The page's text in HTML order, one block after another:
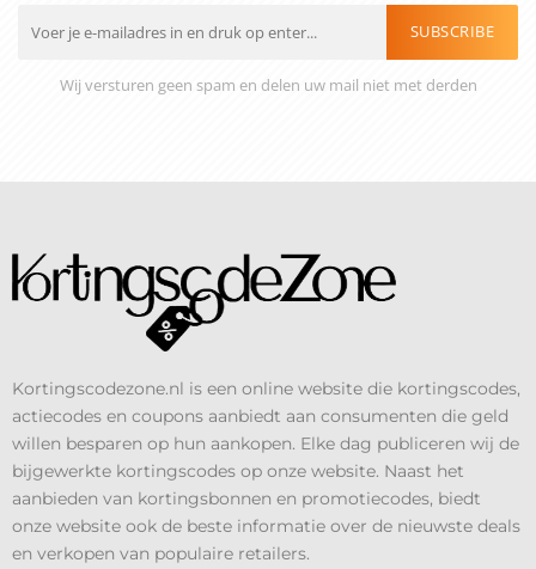
SUBSCRIBE
Wij versturen geen spam en delen uw mail niet met derden
Kortingscodezone.nl is een online website die kortingscodes,
actiecodes en coupons aanbiedt aan consumenten die geld
willen besparen op hun aankopen. Elke dag publiceren wij de
bijgewerkte kortingscodes op onze website. Naast het
aanbieden van kortingsbonnen en promotiecodes, biedt
onze website ook de beste informatie over de nieuwste deals
en verkopen van populaire retailers.